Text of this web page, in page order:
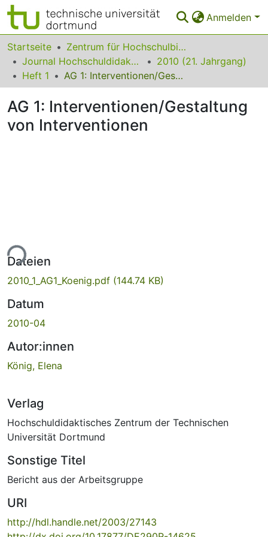
Anmelden
Bereiche & Sammlungen
Das gesamte Repositorium
Startseite
Zentrum für Hochschulbildung (zhb)
Journal Hochschuldidaktik
2010 (21. Jahrgang)
Heft 1
AG 1: Interventionen/Gestaltung von Interventionen
AG 1: Interventionen/Gestaltung
von Interventionen
Dateien
2010_1_AG1_Koenig.pdf (144.74 KB)
Datum
2010-04
Autor:innen
König, Elena
Verlag
Hochschuldidaktisches Zentrum der Technischen
Universität Dortmund
Sonstige Titel
Bericht aus der Arbeitsgruppe
URI
http://hdl.handle.net/2003/27143